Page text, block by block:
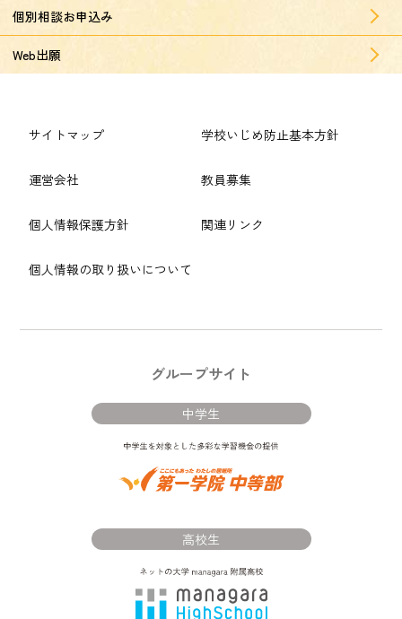
個別相談お申込み
Web出願
サイトマップ
運営会社
個人情報保護方針
個人情報の取り扱いについて
学校いじめ防止基本方針
教員募集
関連リンク
グループサイト
中学生
高校生